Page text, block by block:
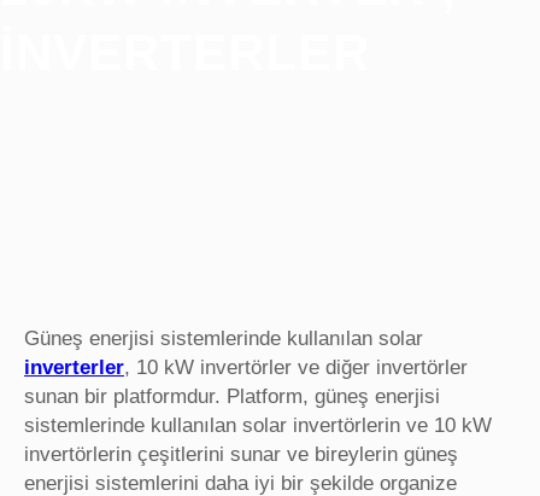
Güneş enerjisi sistemlerinde kullanılan solar
inverterler, 10 kW invertörler ve diğer invertörler
sunan bir platformdur. Platform, güneş enerjisi
sistemlerinde kullanılan solar invertörlerin ve 10 kW
invertörlerin çeşitlerini sunar ve bireylerin güneş
enerjisi sistemlerini daha iyi bir şekilde organize